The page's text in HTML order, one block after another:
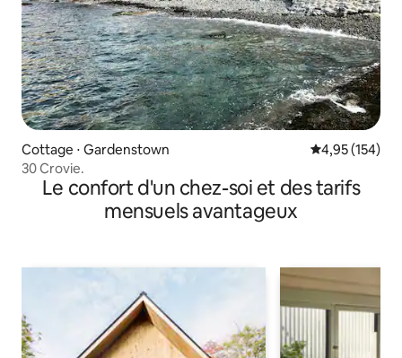
Cottage ⋅ Gardenstown Évaluation
4,95 (154)
30 Crovie.
Le confort d'un chez-soi et des tarifs
mensuels avantageux